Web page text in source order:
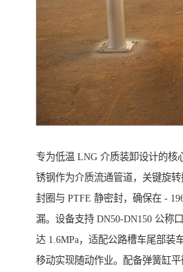
专为低温 LNG 介质装卸设计的核
锈钢作为介质流通管道，关键旋
封圈与 PTFE 静密封，确保在 -
漏。设备支持 DN50-DN150 公称
达 1.6MPa，适配公路槽车尾部装
移动实现随动作业。配备弹簧缸